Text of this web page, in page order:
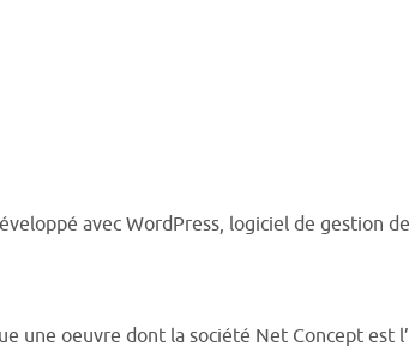
avec WordPress, logiciel de gestion
une oeuvre dont la société Net Concept